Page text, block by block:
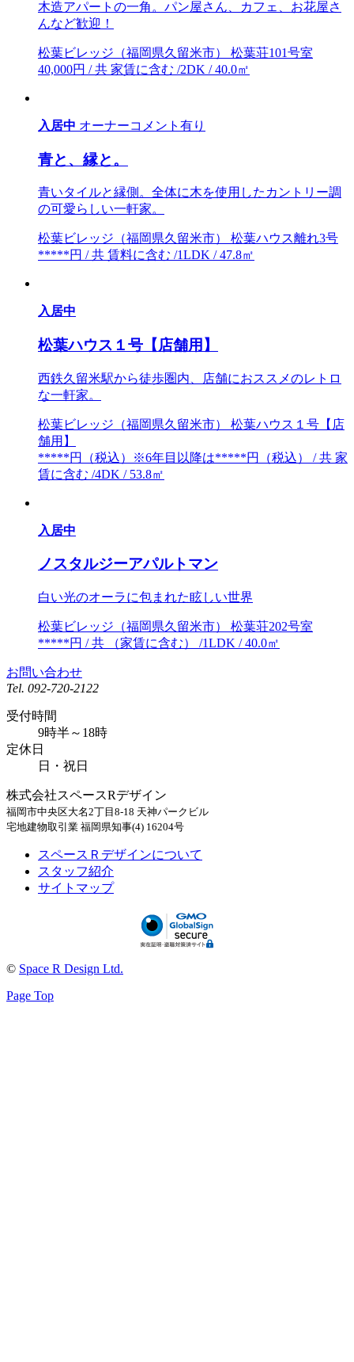
木造アパートの一角。パン屋さん、カフェ、お花屋さ
んなど歓迎！
松葉ビレッジ（福岡県久留米市） 松葉荘101号室
40,000円 / 共 家賃に含む /2DK / 40.0㎡
入居中 オーナーコメント有り
青と、縁と。
青いタイルと縁側。全体に木を使用したカントリー調
の可愛らしい一軒家。
松葉ビレッジ（福岡県久留米市） 松葉ハウス離れ3号
*****円 / 共 賃料に含む /1LDK / 47.8㎡
入居中
松葉ハウス１号【店舗用】
西鉄久留米駅から徒歩圏内、店舗におススメのレトロ
な一軒家。
松葉ビレッジ（福岡県久留米市） 松葉ハウス１号【店
舗用】
*****円（税込）※6年目以降は*****円（税込） / 共 家
賃に含む /4DK / 53.8㎡
入居中
ノスタルジーアパルトマン
白い光のオーラに包まれた眩しい世界
松葉ビレッジ（福岡県久留米市） 松葉荘202号室
*****円 / 共 （家賃に含む） /1LDK / 40.0㎡
お問い合わせ
Tel. 092-720-2122
受付時間
9時半～18時
定休日
日・祝日
株式会社スペースRデザイン
福岡市中央区大名2丁目8-18 天神パークビル
宅地建物取引業 福岡県知事(4) 16204号
スペースＲデザインについて
スタッフ紹介
サイトマップ
© Space R Design Ltd.
Page Top